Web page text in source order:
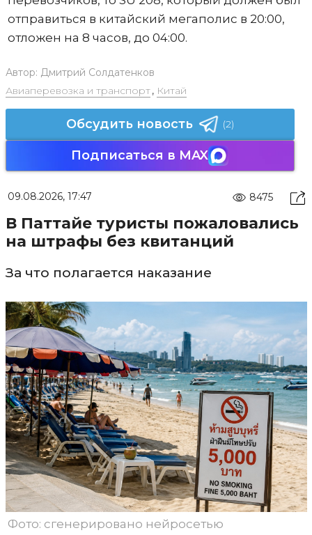
отправиться в китайский мегаполис в 20:00,
отложен на 8 часов, до 04:00.
Автор: Дмитрий Солдатенков
Авиаперевозка и транспорт, Китай
Обсудить новость (2)
Подписаться в MAX
09.08.2026, 17:47 8475
В Паттайе туристы пожаловались
на штрафы без квитанций
За что полагается наказание
Фото: сгенерировано нейросетью